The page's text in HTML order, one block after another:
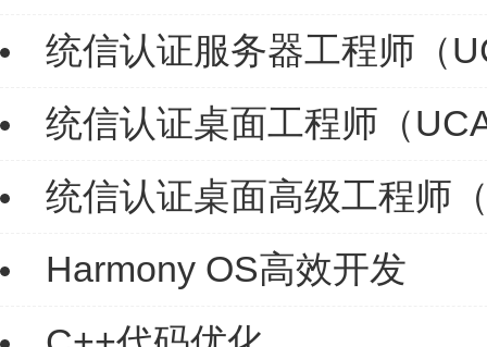
统信认证服务器工程师（
统信认证桌面工程师（
统信认证桌面高级工程师
Harmony OS高效开发